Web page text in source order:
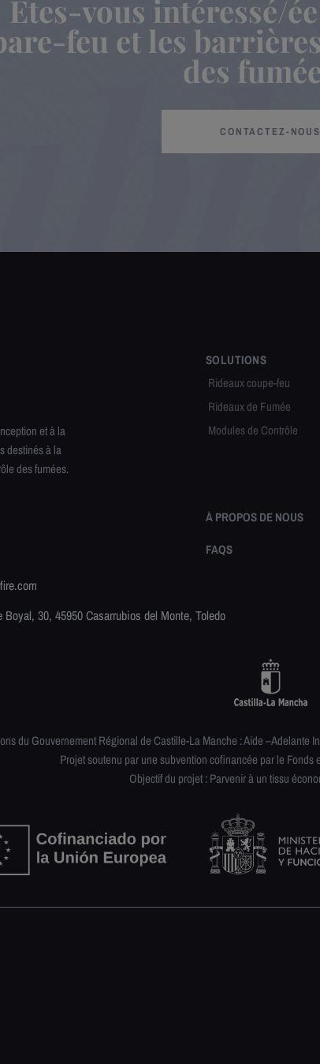
Êtes-vous intéressé/
feu et les
des
CONTACTEZ-NOUS
et à la
destinés à la
des fumées.
SOLUTIONS
Rideaux coupe-feu
Rideaux de Fumée
Modules de Contrôle
À PROPOS DE NOUS
FAQS
30, 45950 Casarrubios del Monte, Toledo
du Gouvernement Régional de Castille-La Manche : Aide –Adelante
Projet soutenu par une subvention cofinancée par le
Objectif du projet : Parvenir à un tissu